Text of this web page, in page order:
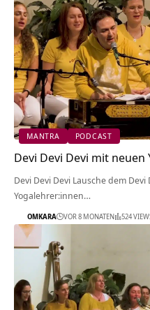
MANTRA PODCAST
Devi Devi Devi mit
Devi Devi Devi Lausche dem
Yogalehrer:innen…
OMKARA VOR 8 MONATEN 524